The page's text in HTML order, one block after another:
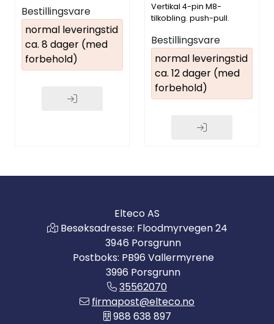
Bestillingsvare
normal leveringstid
ca. 8 dager (med
forbehold)
Vertikal 4-pin M8-
tilkobling. push-pull.
Bestillingsvare
normal leveringstid
ca. 12 dager (med
forbehold)
Elteco AS
Besøksadresse: Floodmyrvegen 24
3946 Porsgrunn
Postboks: PB96 Vallermyrene
3996 Porsgrunn
35562070
firmapost@elteco.no
988 638 897